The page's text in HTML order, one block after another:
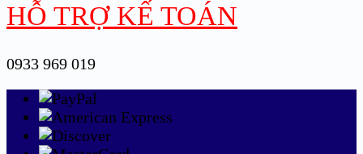
HỖ TRỢ KẾ TOÁN
0933 969 019